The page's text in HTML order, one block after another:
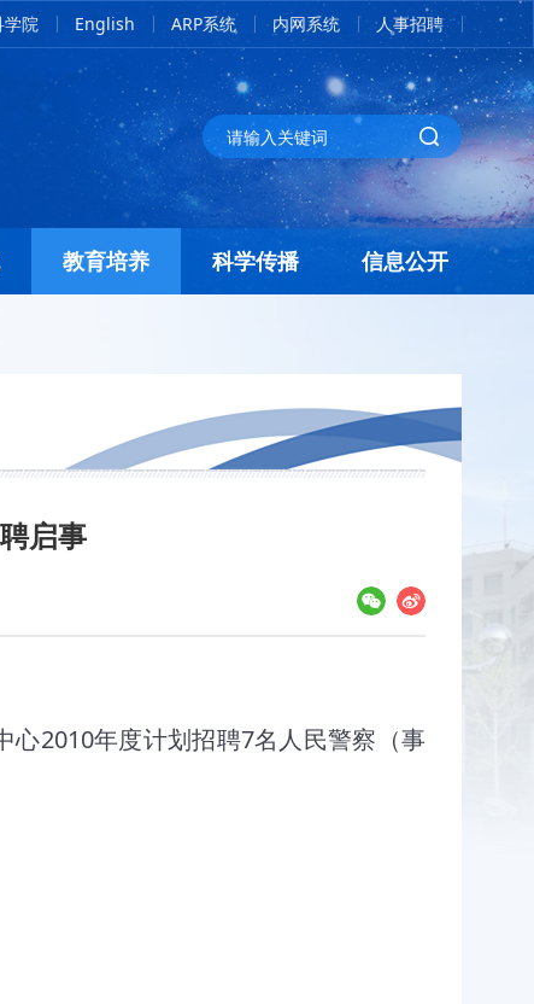
学院 English ARP系统 内网系统 人事招聘
教育培养 科学传播 信息公开
启事
心2010年度计划招聘7名人民警察（事